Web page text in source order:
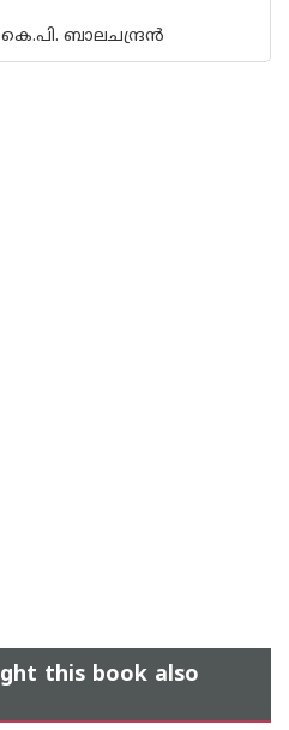
ബാലചന്ദ്രന്‍
this book also